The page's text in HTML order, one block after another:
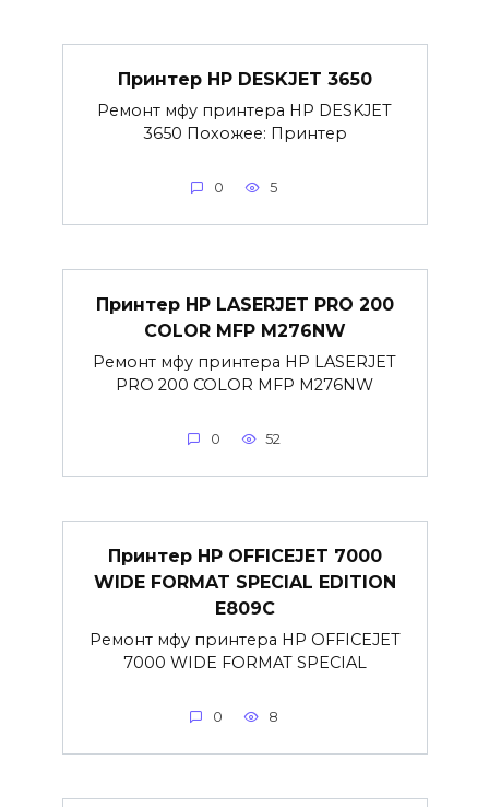
Принтер HP DESKJET 3650
Ремонт мфу принтера HP DESKJET
3650 Похожее: Принтер
0 5
Принтер HP LASERJET PRO 200
COLOR MFP M276NW
Ремонт мфу принтера HP LASERJET
PRO 200 COLOR MFP M276NW
0 52
Принтер HP OFFICEJET 7000
WIDE FORMAT SPECIAL EDITION
E809C
Ремонт мфу принтера HP OFFICEJET
7000 WIDE FORMAT SPECIAL
0 8